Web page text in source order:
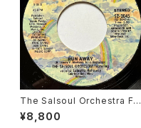
The Salsoul Orchestra Fea
turing Vocalist Loleatta Ho
lloway / Run Away
¥8,800